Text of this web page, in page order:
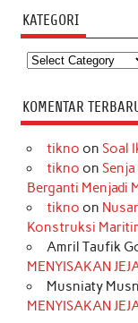
KATEGORI
Kategori
KOMENTAR
tikno on Soal
tikno on
Berganti Menjadi
tikno on
Konstruksi
Amril Taufik
MENYISAKAN
Musniaty
MENYISAKAN